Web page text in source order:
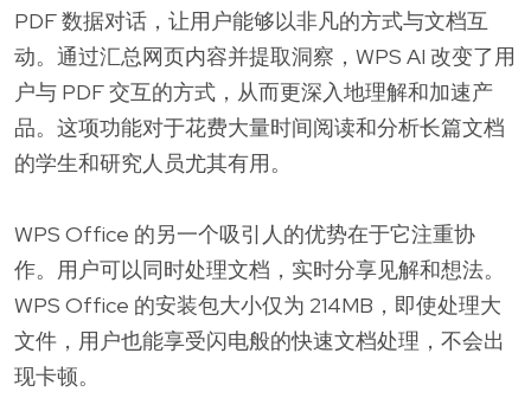
PDF 数据对话，让用户能够以非凡的方式与文档互
动。通过汇总网页内容并提取洞察，WPS AI 改变了用
户与 PDF 交互的方式，从而更深入地理解和加速产
品。这项功能对于花费大量时间阅读和分析长篇文档
的学生和研究人员尤其有用。
WPS Office 的另一个吸引人的优势在于它注重协
作。用户可以同时处理文档，实时分享见解和想法。
WPS Office 的安装包大小仅为 214MB，即使处理大
文件，用户也能享受闪电般的快速文档处理，不会出
现卡顿。